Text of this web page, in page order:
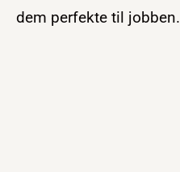
dem perfekte til jobben.